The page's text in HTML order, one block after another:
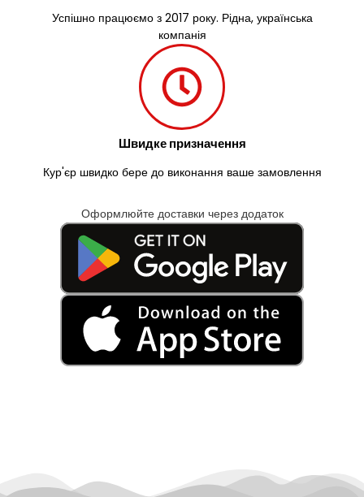
Успішно працюємо з 2017 року. Рідна, українська
компанія
Швидке призначення
Кур'єр швидко бере до виконання ваше замовлення
Оформлюйте доставки через додаток